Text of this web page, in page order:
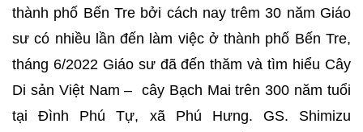
thành phố Bến Tre bởi cách nay trêm 30 năm Giáo
sư có nhiều lần đến làm việc ở thành phố Bến Tre,
tháng 6/2022 Giáo sư đã đến thăm và tìm hiểu Cây
Di sản Việt Nam – cây Bạch Mai trên 300 năm tuổi
tại Đình Phú Tự, xã Phú Hưng. GS. Shimizu